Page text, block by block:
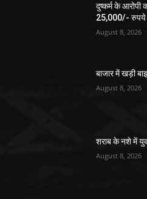
दुष्कर्म के आरोपी
25,000/- रुपये
August 8, 2026
बाजार में खड़ी
August 8, 2026
शराब के नशे में
August 8, 2026